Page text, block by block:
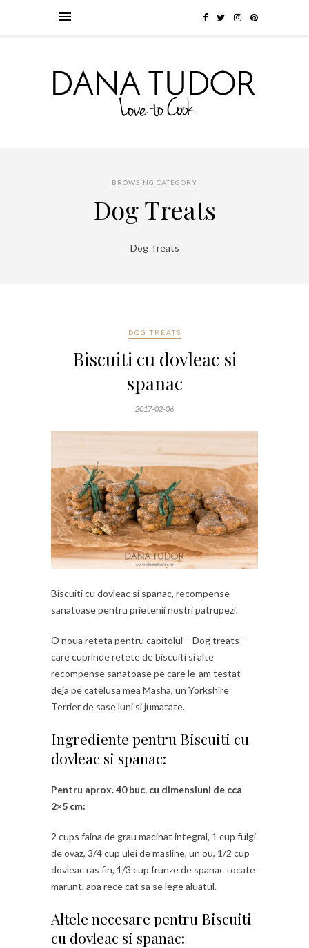
BROWSING CATEGORY
Dog Treats
Dog Treats
DOG TREATS
Biscuiti cu dovleac si
spanac
2017-02-06
Biscuiti cu dovleac si spanac, recompense
sanatoase pentru prietenii nostri patrupezi.
O noua reteta pentru capitolul – Dog treats –
care cuprinde retete de biscuiti si alte
recompense sanatoase pe care le-am testat
deja pe catelusa mea Masha, un Yorkshire
Terrier de sase luni si jumatate.
Ingrediente pentru Biscuiti cu
dovleac si spanac:
Pentru aprox. 40 buc. cu dimensiuni de cca
2×5 cm:
2 cups faina de grau macinat integral, 1 cup fulgi
de ovaz, 3/4 cup ulei de masline, un ou, 1/2 cup
dovleac ras fin, 1/3 cup frunze de spanac tocate
marunt, apa rece cat sa se lege aluatul.
Altele necesare pentru Biscuiti
cu dovleac si spanac: